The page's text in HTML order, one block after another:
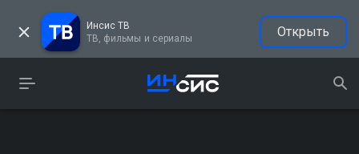
Инсис ТВ
ТВ, фильмы и сериалы
Открыть